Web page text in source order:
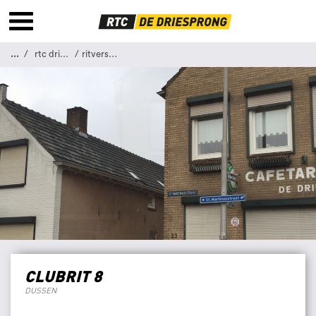
... rtc driesprong ritverslag 8
CLUBRIT 8
DUSSEN